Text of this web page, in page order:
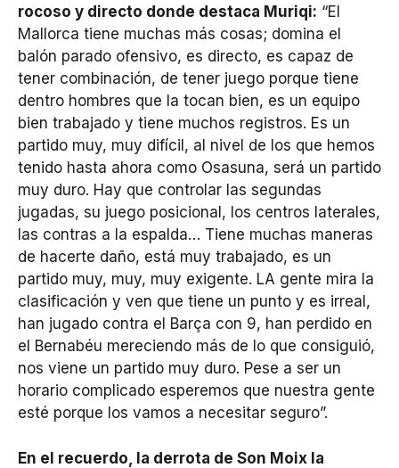
rocoso y directo donde destaca Muriqi: “El
Mallorca tiene muchas más cosas; domina el
balón parado ofensivo, es directo, es capaz de
tener combinación, de tener juego porque tiene
dentro hombres que la tocan bien, es un equipo
bien trabajado y tiene muchos registros. Es un
partido muy, muy difícil, al nivel de los que hemos
tenido hasta ahora como Osasuna, será un partido
muy duro. Hay que controlar las segundas
jugadas, su juego posicional, los centros laterales,
las contras a la espalda… Tiene muchas maneras
de hacerte daño, está muy trabajado, es un
partido muy, muy, muy exigente. LA gente mira la
clasificación y ven que tiene un punto y es irreal,
han jugado contra el Barça con 9, han perdido en
el Bernabéu mereciendo más de lo que consiguió,
nos viene un partido muy duro. Pese a ser un
horario complicado esperemos que nuestra gente
esté porque los vamos a necesitar seguro”.
En el recuerdo, la derrota de Son Moix la